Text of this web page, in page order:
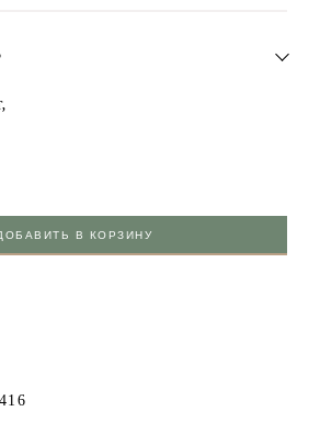
В КОРЗИНУ